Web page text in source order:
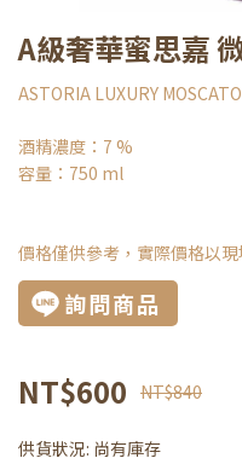
A級奢華蜜思嘉
ASTORIA LUXURY MOSCATO
酒精濃度：7 %
容量：750 ml
價格僅供參考，實際價格以現
詢問商品
NT$600 NT$840
供貨狀況: 尚有庫存